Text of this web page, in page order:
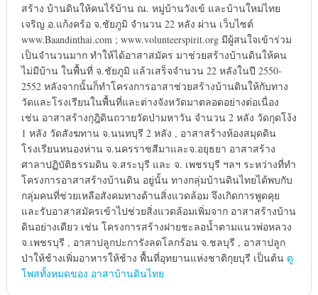
สร้าง บ้านดินให้คนไร้บ้าน ณ. หมู่บ้านวังเข้ และบ้านใหม่ไทย
เจริญ อ.แก้งคร้อ จ.ชัยภูมิ จำนวน 22 หลัง ผ่าน เว็บไซต์
www.Baandinthai.com ; www.volunteerspirit.org มีผู้สนใจเข้าร่วม
เป็นจำนวนมาก ทำให้ได้อาสาสมัคร มาช่วยสร้างบ้านดินให้คน
ไม่มีบ้าน ในพื้นที่ จ.ชัยภูมิ แล้วเสร็จจำนวน 22 หลังในปี 2550-
2552 หลังจากนั้นก็ทำโครงการอาสาช่วยสร้างบ้านดินให้กับทาง
วัดและโรงเรียนในพื้นที่และต่างจังหวัดมาตลอดอย่างต่อเนื่อง
เช่น อาสาสร้างกุฎิดินถวายวัดป่ามหาวัน จำนวน 2 หลัง วัดกุดโง้ง
1 หลัง วัดสังฆทาน จ.นนทบุรี 2 หลัง , อาสาสร้างห้องสมุดดิน
โรงเรียนหนองห่าน จ.นครราชสีมาและจ.อยุธยา อาสาสร้าง
ศาลาปฏิบัติธรรมดิน จ.สระบุรี และ จ. เพชรบุรี ฯลฯ ระหว่างที่ทำ
โครงการอาสาสร้างบ้านดิน อยู่นั้น ทางกลุ่มบ้านดินไทยได้พบกับ
กลุ่มคนที่ช่วยเหลือสังคมทางด้านสิ่งแวดล้อม จึงเกิดการพูดคุย
และรับอาสาสมัครเข้าไปช่วยสิ่งแวดล้อมเพิ่มจาก อาสาสร้างบ้าน
ดินอย่างเดียว เช่น โครงการสร้างฝายชะลอน้ำตามแนวพ่อหลวง
จ.เพชรบุรี , อาสาปลูกปะการังลดโลกร้อน จ.ชลบุรี , อาสาปลูก
ป่าให้ช้างเพิ่มอาหารให้ช้าง พื้นที่อุทยานแห่งชาติกุยบุรี เป็นต้น ดู
โพสทั้งหมดของ อาสาบ้านดินไทย